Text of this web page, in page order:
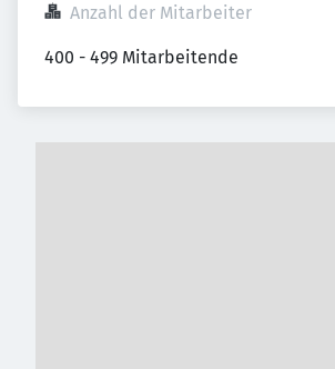
Anzahl der Mitarbeiter
400 - 499 Mitarbeitende